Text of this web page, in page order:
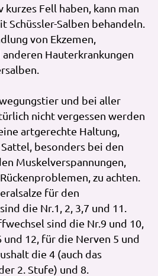
Fell haben, kann man
Schüssler-Salben behandeln.
von Ekzemen,
Hauterkrankungen
und bei aller
nicht vergessen werden
artgerechte Haltung,
besonders bei den
Muskelverspannungen,
zu achten.
für den
die Nr.1, 2, 3,7 und 11.
sind die Nr.9 und 10,
12, für die Nerven 5 und
die 4 (auch das
2. Stufe) und 8.